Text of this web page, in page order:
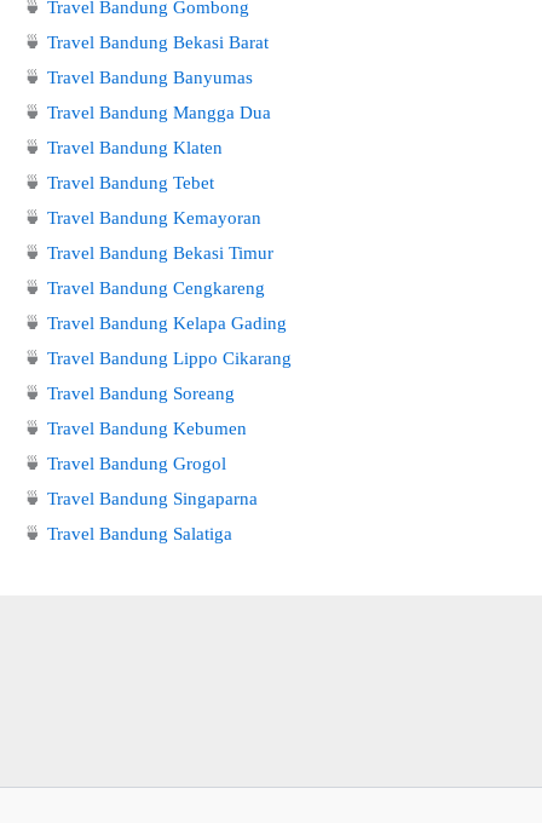
🍵 Travel Bandung Gombong
🍵 Travel Bandung Bekasi Barat
🍵 Travel Bandung Banyumas
🍵 Travel Bandung Mangga Dua
🍵 Travel Bandung Klaten
🍵 Travel Bandung Tebet
🍵 Travel Bandung Kemayoran
🍵 Travel Bandung Bekasi Timur
🍵 Travel Bandung Cengkareng
🍵 Travel Bandung Kelapa Gading
🍵 Travel Bandung Lippo Cikarang
🍵 Travel Bandung Soreang
🍵 Travel Bandung Kebumen
🍵 Travel Bandung Grogol
🍵 Travel Bandung Singaparna
🍵 Travel Bandung Salatiga